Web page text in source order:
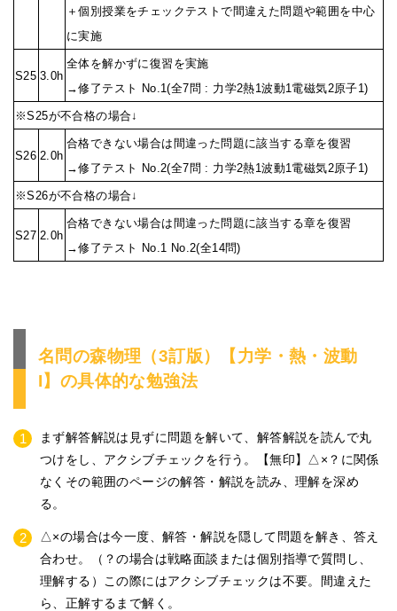
＋個別授業をチェックテストで間違えた問題や範囲を中心
に実施
S25 3.0h
全体を解かずに復習を実施
→修了テスト No.1(全7問 : 力学2熱1波動1電磁気2原子1)
※S25が不合格の場合↓
S26 2.0h
合格できない場合は間違った問題に該当する章を復習
→修了テスト No.2(全7問 : 力学2熱1波動1電磁気2原子1)
※S26が不合格の場合↓
S27 2.0h
合格できない場合は間違った問題に該当する章を復習
→修了テスト No.1 No.2(全14問)
名問の森物理（3訂版）【力学・熱・波動
I】の具体的な勉強法
まず解答解説は見ずに問題を解いて、解答解説を読んで丸
つけをし、アクシブチェックを行う。【無印】△×？に関係
なくその範囲のページの解答・解説を読み、理解を深め
る。
△×の場合は今一度、解答・解説を隠して問題を解き、答え
合わせ。（？の場合は戦略面談または個別指導で質問し、
理解する）この際にはアクシブチェックは不要。間違えた
ら、正解するまで解く。